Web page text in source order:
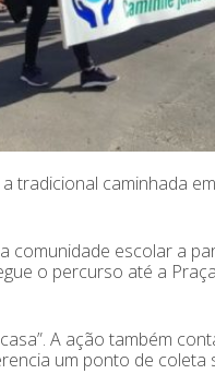
tradicional caminhada
comunidade escolar a
o percurso até a
A ação também
um ponto de